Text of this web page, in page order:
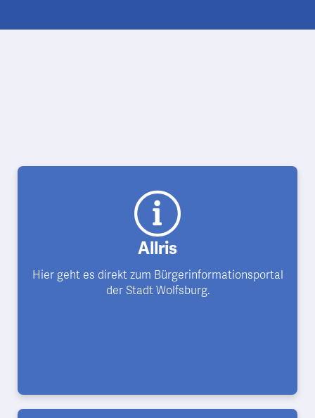
Allris
Hier geht es direkt zum Bürgerinformationsportal
der Stadt Wolfsburg.